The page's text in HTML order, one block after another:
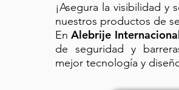
¡Asegura la visibilidad y
nuestros productos de
EnAlebrije
de seguridad y
mejor tecnología y